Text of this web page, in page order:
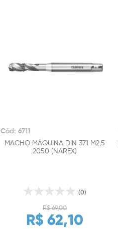
Cód: 6711
MACHO MÁQUINA DIN 371 M2,5
2050 (NAREX)
(0)
R$ 69,00
R$ 62,10